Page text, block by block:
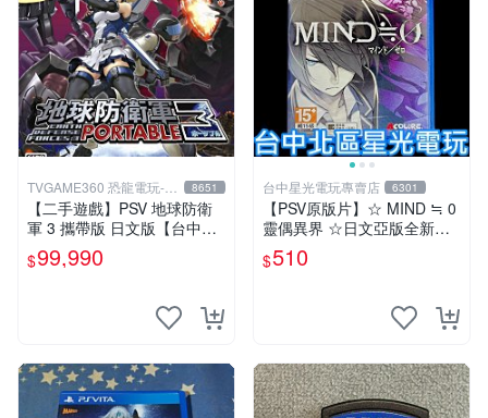
TVGAME360 恐龍電玩-台
中店
8651
【二手遊戲】PSV 地球防衛
軍 3 攜帶版 日文版【台中恐
龍電玩】
$99,990
台中星光電玩專賣店 6301
【PSV原版片】☆ MIND ≒ 0
靈偶異界 ☆日文亞版全新品
【特價優惠】台中星光電玩
$510